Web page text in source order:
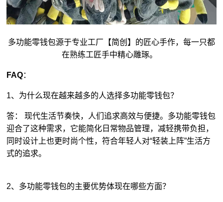
多功能零钱包源于专业工厂【简创】的匠心手作，每一只都
在熟练工匠手中精心雕琢。
FAQ：
1、为什么现在越来越多的人选择多功能零钱包？
答： 现代生活节奏快，人们追求高效与便捷。多功能零钱包
迎合了这种需求，它能简化日常物品管理，减轻携带负担，
同时设计上也更时尚个性，符合年轻人对“轻装上阵”生活方
式的追求。
2、多功能零钱包的主要优势体现在哪些方面？